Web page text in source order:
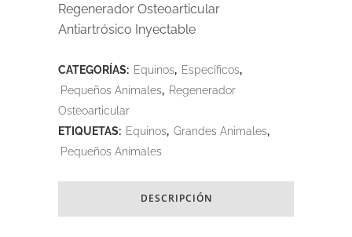
Regenerador Osteoarticular
Antiartrósico Inyectable
CATEGORÍAS: Equinos, Específicos,
Pequeños Animales, Regenerador
Osteoarticular
ETIQUETAS: Equinos, Grandes Animales,
Pequeños Animales
DESCRIPCIÓN